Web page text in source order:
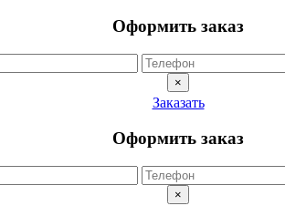
Оформить заказ
×
Заказать
Оформить заказ
×